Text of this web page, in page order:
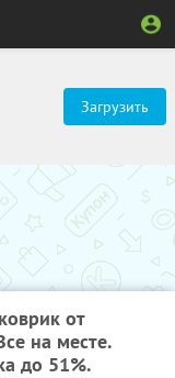
Загрузить
от
на месте.
до 51%.